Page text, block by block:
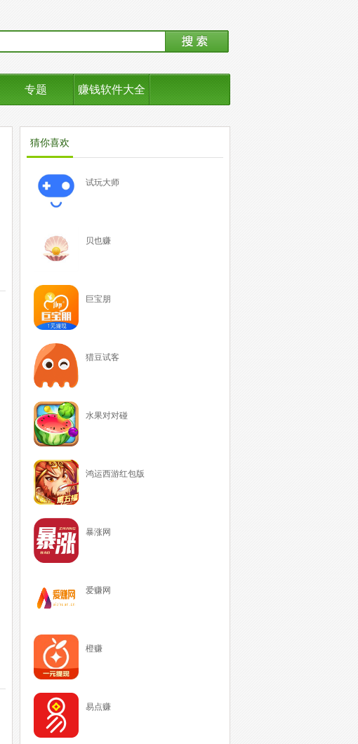
专题 赚钱软件大全
猜你喜欢
试玩大师
贝也赚
巨宝朋
猎豆试客
水果对对碰
鸿运西游红包版
暴涨网
爱赚网
橙赚
易点赚